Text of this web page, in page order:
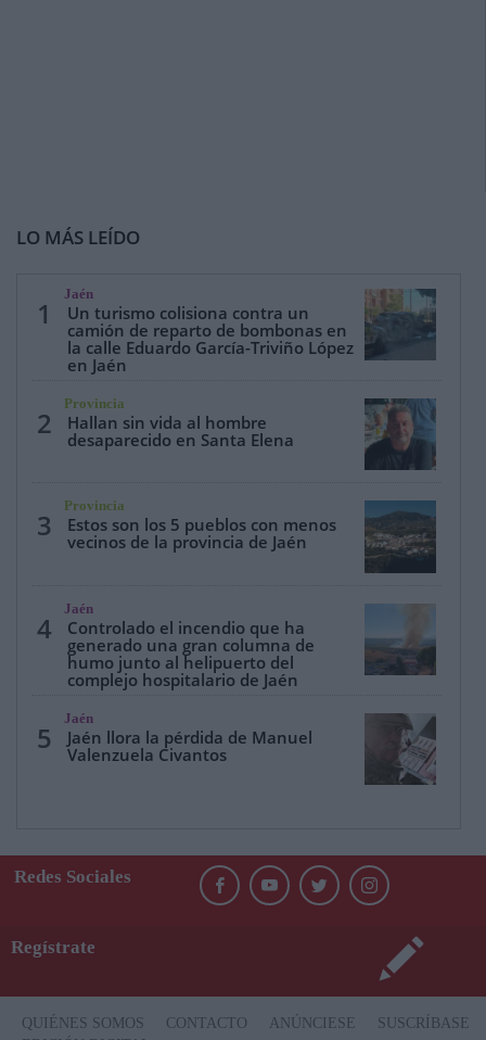
LO MÁS LEÍDO
1
Jaén
Un turismo colisiona contra un
camión de reparto de bombonas en
la calle Eduardo García-Triviño López
en Jaén
2
Provincia
Hallan sin vida al hombre
desaparecido en Santa Elena
3
Provincia
Estos son los 5 pueblos con menos
vecinos de la provincia de Jaén
4
Jaén
Controlado el incendio que ha
generado una gran columna de
humo junto al helipuerto del
complejo hospitalario de Jaén
5
Jaén
Jaén llora la pérdida de Manuel
Valenzuela Civantos
Redes Sociales
Regístrate
QUIÉNES SOMOS CONTACTO ANÚNCIESE
SUSCRÍBASE